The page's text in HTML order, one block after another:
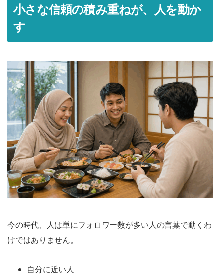
小さな信頼の積み重ねが、人を動か
す
今の時代、人は単にフォロワー数が多い人の言葉で動くわ
けではありません。
自分に近い人